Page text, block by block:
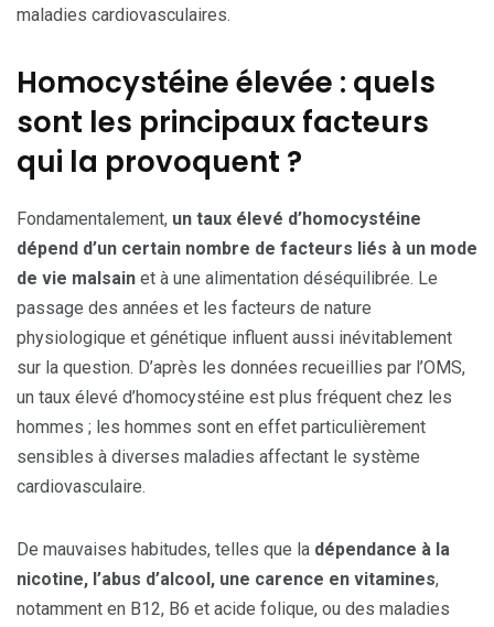
maladies cardiovasculaires.
Homocystéine élevée : quels
sont les principaux facteurs
qui la provoquent ?
Fondamentalement, un taux élevé d’homocystéine
dépend d’un certain nombre de facteurs liés à un mode
de vie malsain et à une alimentation déséquilibrée. Le
passage des années et les facteurs de nature
physiologique et génétique influent aussi inévitablement
sur la question. D’après les données recueillies par l’OMS,
un taux élevé d’homocystéine est plus fréquent chez les
hommes ; les hommes sont en effet particulièrement
sensibles à diverses maladies affectant le système
cardiovasculaire.
De mauvaises habitudes, telles que la dépendance à la
nicotine, l’abus d’alcool, une carence en vitamines,
notamment en B12, B6 et acide folique, ou des maladies